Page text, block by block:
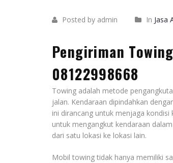
Posted by admin In Jasa
Pengiriman
08122998668
Towing adalah metode
jalan. Kendaraan dipindahkan
ini dirancang untuk menjaga
untuk mengangkut kendaraan
dari satu lokasi ke lokasi lain.
Mobil towing tidak hanya memiliki